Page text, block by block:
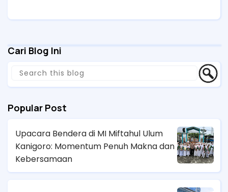
Cari Blog Ini
Popular Post
Upacara Bendera di MI Miftahul Ulum
Kanigoro: Momentum Penuh Makna dan
Kebersamaan